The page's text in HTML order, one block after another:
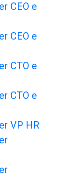
CEO e
CEO e
CTO e
CTO e
VP HR